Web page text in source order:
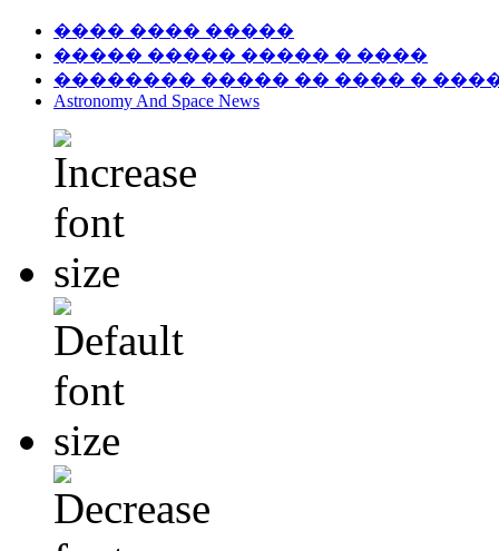
���� ���� �����
����� ����� ����� � ����
�������� ����� �� ���� �
Astronomy And Space News